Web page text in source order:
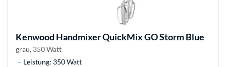
Kenwood Handmixer QuickMix GO Storm Blue
grau, 350 Watt
Leistung: 350 Watt